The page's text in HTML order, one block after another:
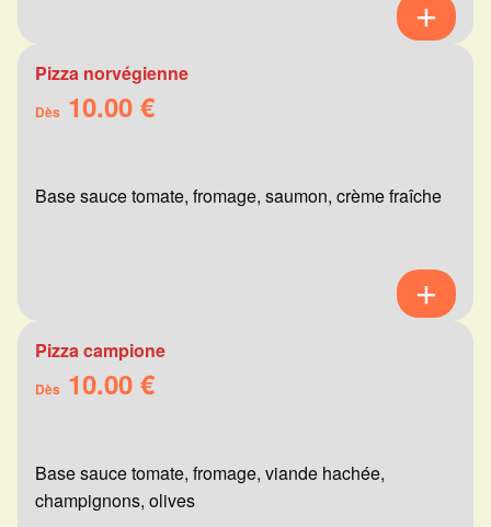
Pizza norvégienne
Dès 10.00 €
Base sauce tomate, fromage, saumon, crème fraîche
Pizza campione
Dès 10.00 €
Base sauce tomate, fromage, viande hachée,
champignons, olives